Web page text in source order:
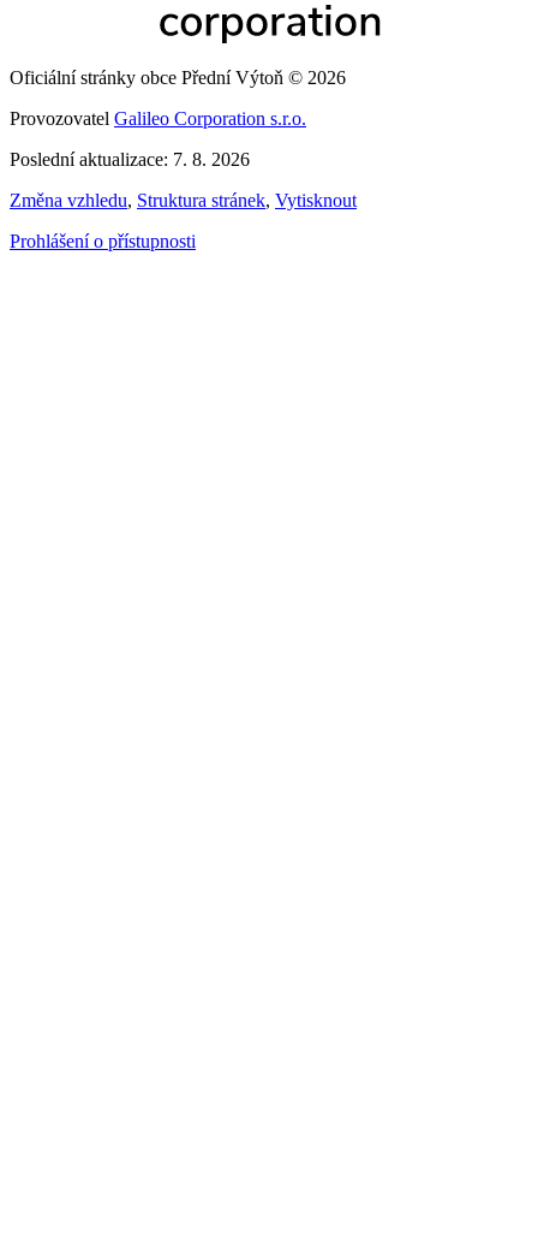
Oficiální stránky obce Přední Výtoň © 2026
Provozovatel Galileo Corporation s.r.o.
Poslední aktualizace: 7. 8. 2026
Změna vzhledu, Struktura stránek, Vytisknout
Prohlášení o přístupnosti